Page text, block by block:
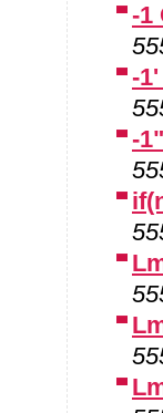
-1
-
-